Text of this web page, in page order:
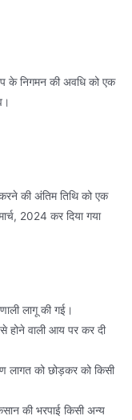
के निगमन की अवधि को एक
करने की अंतिम तिथि को एक
2024 कर दिया गया
लागू की गई।
होने वाली आय पर कर दी
लागत को छोड़कर को किसी
की भरपाई किसी अन्य